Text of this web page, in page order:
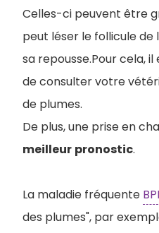
Celles-ci peuvent être
peut léser le follicule
sa repousse.Pour cela,
de consulter votre
de plumes.
De plus, une prise en
meilleur pronostic.
La maladie fréquente
des plumes", par